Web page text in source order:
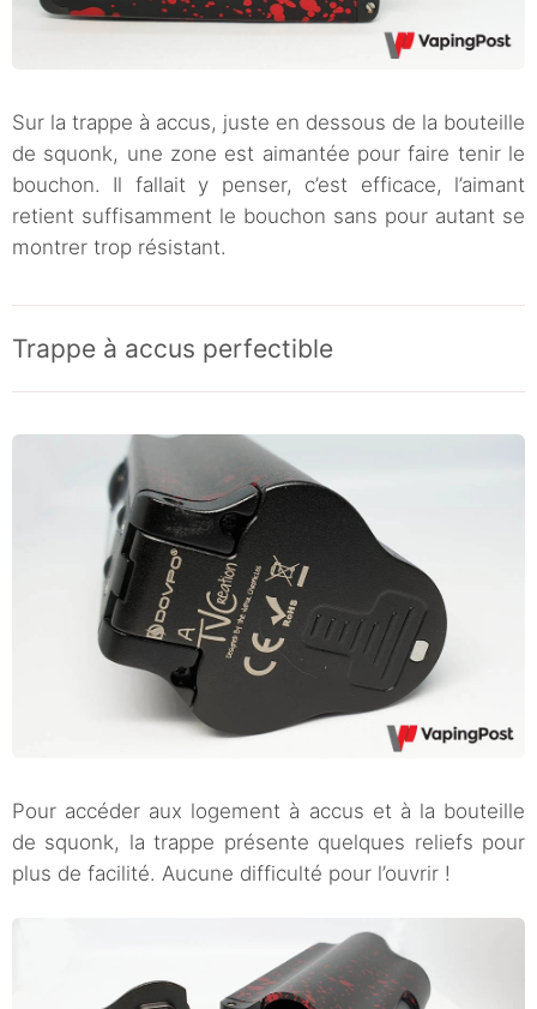
Sur la trappe à accus, juste en dessous de la bouteille
de squonk, une zone est aimantée pour faire tenir le
bouchon. Il fallait y penser, c’est efficace, l’aimant
retient suffisamment le bouchon sans pour autant se
montrer trop résistant.
Trappe à accus perfectible
Pour accéder aux logement à accus et à la bouteille
de squonk, la trappe présente quelques reliefs pour
plus de facilité. Aucune difficulté pour l’ouvrir !